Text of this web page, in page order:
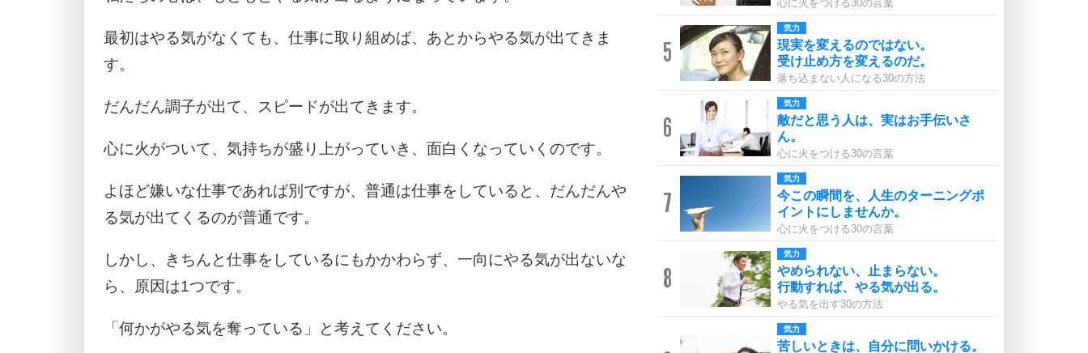
最初はやる気がなくても、仕事に取り組めば、あとからやる気が出てきま
す。
だんだん調子が出て、スピードが出てきます。
心に火がついて、気持ちが盛り上がっていき、面白くなっていくのです。
よほど嫌いな仕事であれば別ですが、普通は仕事をしていると、だんだんや
る気が出てくるのが普通です。
しかし、きちんと仕事をしているにもかかわらず、一向にやる気が出ないな
ら、原因は1つです。
「何かがやる気を奪っている」と考えてください。
心に火をつける30の言葉
5
気力
現実を変えるのではない。
受け止め方を変えるのだ。
落ち込まない人になる30の方法
6
気力
敵だと思う人は、実はお手伝いさ
ん。
心に火をつける30の言葉
7
気力
今この瞬間を、人生のターニングポ
イントにしませんか。
心に火をつける30の言葉
8
気力
やめられない、止まらない。
行動すれば、やる気が出る。
やる気を出す30の方法
気力
苦しいときは、自分に問いかける。